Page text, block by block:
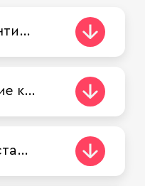
Появилось много антиковидных требований и рекомендаций. Где посмотреть их полный список, чтобы не налететь на штраф?
Я оплатил повышение квалификации сотрудника по не самой распространенной специальности. Есть перечень специальностей, по которым компенсируются затраты на обучение?
У меня небольшой стартап, сфера IT, инновационный продукт. Может ли государство мне как-то помочь в развитии, найти инвесторов, партнеров?